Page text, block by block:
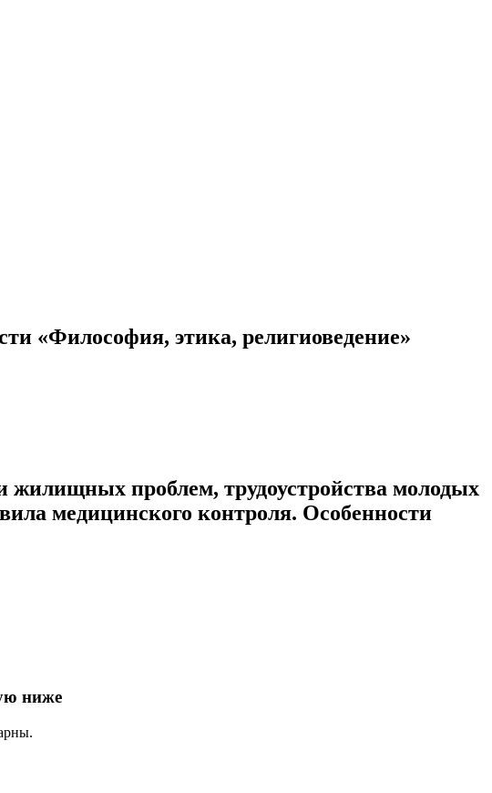
этика, религиоведение»
проблем, трудоустройства молодых
медицинского контроля. Особенности
ниже